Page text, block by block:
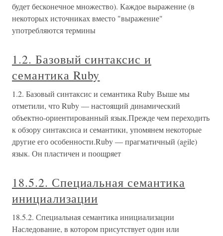
будет бесконечное множество). Каждое выражение (в
некоторых источниках вместо "выражение"
употребляются термины
1.2. Базовый синтаксис и
семантика Ruby
1.2. Базовый синтаксис и семантика Ruby Выше мы
отметили, что Ruby — настоящий динамический
объектно-ориентированный язык.Прежде чем переходить
к обзору синтаксиса и семантики, упомянем некоторые
другие его особенности.Ruby — прагматичный (agile)
язык. Он пластичен и поощряет
18.5.2. Специальная семантика
инициализации
18.5.2. Специальная семантика инициализации
Наследование, в котором присутствует один или